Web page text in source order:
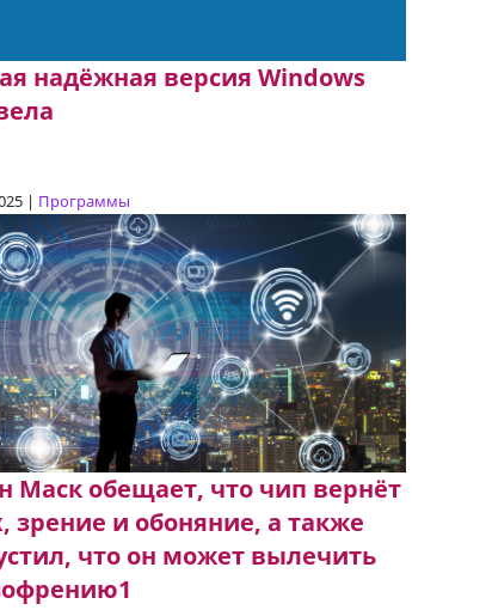
надёжная версия Windows
| Программы
Маск обещает, что чип вернёт
зрение и обоняние, а также
что он может вылечить